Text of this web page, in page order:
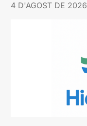
4 D'AGOST DE 2026